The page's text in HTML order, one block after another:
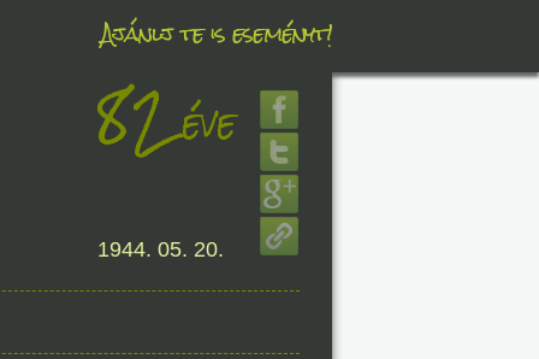
Ajánlj te is eseményt!
82éve
1944. 05. 20.